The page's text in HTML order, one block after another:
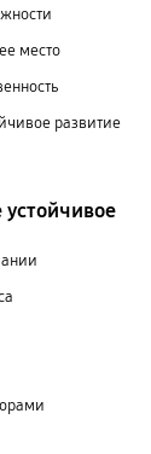
место
развитие